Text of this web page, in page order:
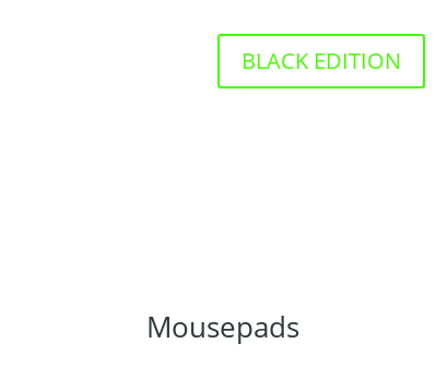
BLACK EDITION
Mousepads